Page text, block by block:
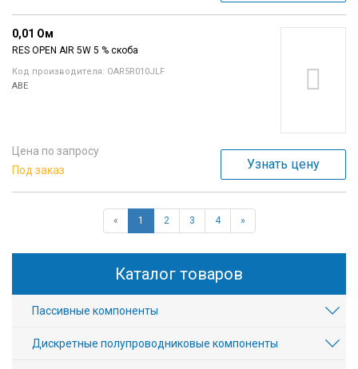
0,01 Ом
RES OPEN AIR 5W 5 % скоба
Код производителя: OAR5R010JLF
ABE
Цена по запросу
Под заказ
Узнать цену
« 1 2 3 4 »
Каталог товаров
Пассивные компоненты
Дискретные полупроводниковые компоненты